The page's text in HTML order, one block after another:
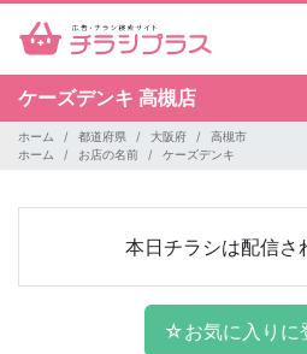
ケーズデンキ 高槻店
ホーム 都道府県 大阪府
高槻市
ホーム
お店の名前 ケーズデンキ
本日チラシは配信さ